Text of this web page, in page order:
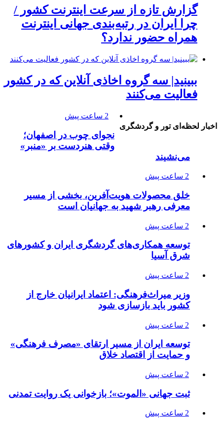
گزارش تازه از سرعت اینترنت کشور /
چرا ایران در رتبه‌بندی جهانی اینترنت
همراه حضور ندارد؟
ببینید| سه گروه اخاذی آنلاین که در کشور
فعالیت می‌کنند
اخبار لحظه‌ای تور و گردشگری
2 ساعت پیش
نجوای چوب در اصفهان؛
وقتی هنردست بر «منبر»
می‌نشیند
2 ساعت پیش
خلق محصولات هویت‌آفرین، بخشی از مسیر
معرفی رهبر شهید به جهانیان است
2 ساعت پیش
توسعه همکاری‌های گردشگری ایران و کشورهای
شرق آسیا
2 ساعت پیش
وزیر میراث‌فرهنگی: اعتماد ایرانیان خارج از
کشور باید بازسازی شود
2 ساعت پیش
توسعه ایران از مسیر ارتقای «مصرف فرهنگی»
و حمایت از اقتصاد خلاق
2 ساعت پیش
ثبت جهانی «الموت»؛ بازخوانی یک روایت تمدنی
2 ساعت پیش